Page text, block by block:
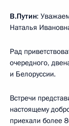
В.Путин:
Наталья
Рад
очередного,
и Белоруссии.
Встречи
настоящему
приехали более